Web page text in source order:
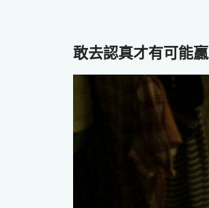
敢去認真才有可能